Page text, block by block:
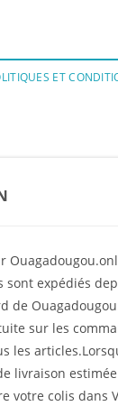
ET
sont expédiés
de
sur les
les
livraison
votre colis dans